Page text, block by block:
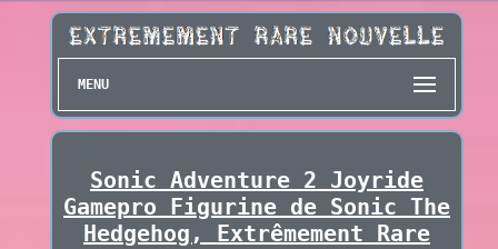
MENU
Sonic Adventure 2 Joyride
Gamepro Figurine de Sonic The
Hedgehog, Extrêmement Rare